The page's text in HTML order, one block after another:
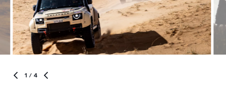
1 / 4